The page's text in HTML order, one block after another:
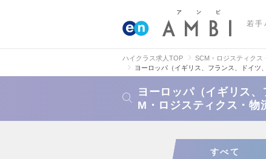
若手
ハイクラス求人TOP SCM・ロジスティクス
ヨーロッパ（イギリス、フランス、ドイツ
ヨーロッパ（イギリス
M・ロジスティクス・物
すべて